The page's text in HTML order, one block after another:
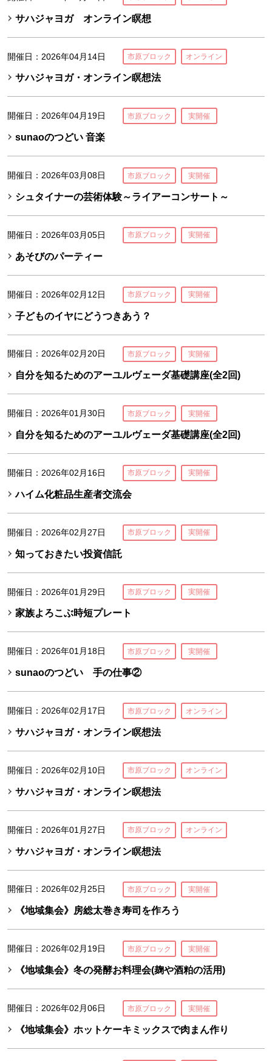
サハジャヨガ オンライン瞑想
開催日：2026年04月14日 市原ブロック オンライン
サハジャヨガ・オンライン瞑想法
開催日：2026年04月19日 市原ブロック 実開催
sunaoのつどい 音楽
開催日：2026年03月08日 市原ブロック 実開催
シュタイナーの芸術体験～ライアーコンサート～
開催日：2026年03月05日 市原ブロック 実開催
あそびのパーティー
開催日：2026年02月12日 市原ブロック 実開催
子どものイヤにどうつきあう？
開催日：2026年02月20日 市原ブロック 実開催
自分を知るためのアーユルヴェーダ基礎講座(全2回)
開催日：2026年01月30日 市原ブロック 実開催
自分を知るためのアーユルヴェーダ基礎講座(全2回)
開催日：2026年02月16日 市原ブロック 実開催
ハイム化粧品生産者交流会
開催日：2026年02月27日 市原ブロック 実開催
知っておきたい投資信託
開催日：2026年01月29日 市原ブロック 実開催
家族よろこぶ時短プレート
開催日：2026年01月18日 市原ブロック 実開催
sunaoのつどい 手の仕事②
開催日：2026年02月17日 市原ブロック オンライン
サハジャヨガ・オンライン瞑想法
開催日：2026年02月10日 市原ブロック オンライン
サハジャヨガ・オンライン瞑想法
開催日：2026年01月27日 市原ブロック オンライン
サハジャヨガ・オンライン瞑想法
開催日：2026年02月25日 市原ブロック 実開催
《地域集会》房総太巻き寿司を作ろう
開催日：2026年02月19日 市原ブロック 実開催
《地域集会》冬の発酵お料理会(麹や酒粕の活用)
開催日：2026年02月06日 市原ブロック 実開催
《地域集会》ホットケーキミックスで肉まん作り